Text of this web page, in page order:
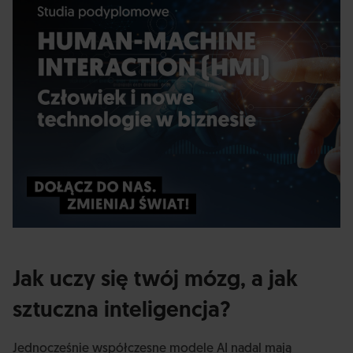
Jak uczy się twój mózg, a jak
sztuczna inteligencja?
Jednocześnie współczesne modele AI nadal mają